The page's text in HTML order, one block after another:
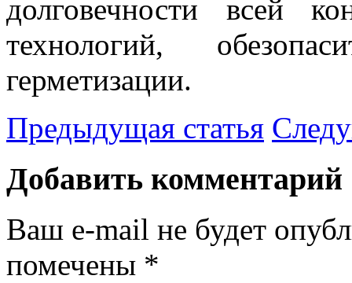
долговечности всей
технологий,
герметизации.
Предыдущая статья
Добавить комментарий
Ваш e-mail не будет
помечены *